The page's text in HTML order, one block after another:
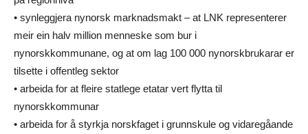
• synleggjera nynorsk marknadsmakt – at LNK representerer
meir ein halv million menneske som bur i
nynorskkommunane, og at om lag 100 000 nynorskbrukarar er
tilsette i offentleg sektor
• arbeida for at fleire statlege etatar vert flytta til
nynorskkommunar
• arbeida for å styrkja norskfaget i grunnskule og vidaregåande